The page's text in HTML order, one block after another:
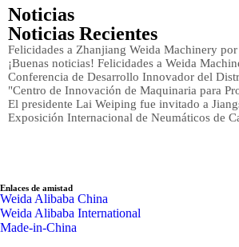
Noticias
Noticias Recientes
Felicidades a Zhanjiang Weida Machinery
¡Buenas noticias! Felicidades a Weida
Conferencia de Desarrollo Innovador del
"Centro de Innovación de Maquinaria para
El presidente Lai Weiping fue invitado a
Exposición Internacional de Neumáticos de
Enlaces de amistad
Weida Alibaba China
Weida Alibaba International
Made-in-China